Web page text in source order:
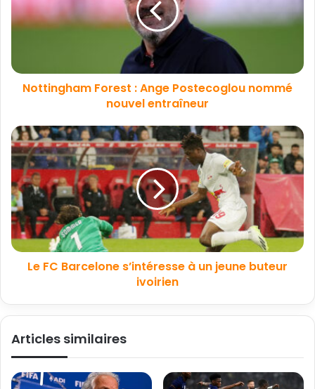
Nottingham Forest : Ange Postecoglou nommé
nouvel entraîneur
Le FC Barcelone s’intéresse à un jeune buteur
ivoirien
Articles similaires